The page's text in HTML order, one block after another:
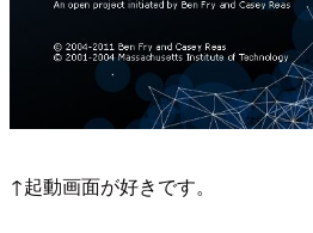
↑起動画面が好きです。